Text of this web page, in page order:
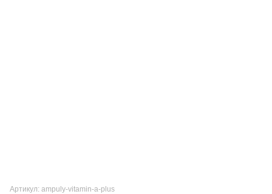
Артикул: ampuly-vitamin-a-plus